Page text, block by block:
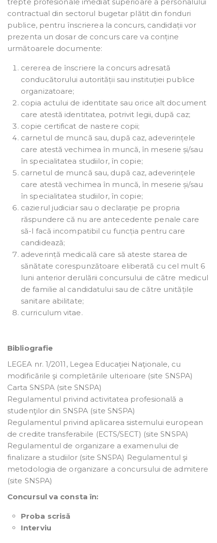
contractual din sectorul bugetar plătit din fonduri
publice, pentru înscrierea la concurs, candidații vor
prezenta un dosar de concurs care va conține
următoarele documente:
cererea de înscriere la concurs adresată
conducătorului autorității sau instituției publice
organizatoare;
copia actului de identitate sau orice alt document
care atestă identitatea, potrivit legii, după caz;
copie certificat de nastere copii;
carnetul de muncă sau, după caz, adeverințele
care atestă vechimea în muncă, în meserie și/sau
în specialitatea studiilor, în copie;
carnetul de muncă sau, după caz, adeverințele
care atestă vechimea în muncă, în meserie și/sau
în specialitatea studiilor, în copie;
cazierul judiciar sau o declarație pe propria
răspundere că nu are antecedente penale care
să-l facă incompatibil cu funcția pentru care
candidează;
adeverință medicală care să ateste starea de
sănătate corespunzătoare eliberată cu cel mult 6
luni anterior derulării concursului de către medicul
de familie al candidatului sau de către unitățile
sanitare abilitate;
curriculum vitae.
Bibliografie
LEGEA nr. 1/2011, Legea Educaţiei Naţionale, cu
modificările şi completările ulterioare (site SNSPA)
Carta SNSPA (site SNSPA)
Regulamentul privind activitatea profesională a
studenţilor din SNSPA (site SNSPA)
Regulamentul privind aplicarea sistemului european
de credite transferabile (ECTS/SECT) (site SNSPA)
Regulamentul de organizare a examenului de
finalizare a studiilor (site SNSPA) Regulamentul şi
metodologia de organizare a concursului de admitere
(site SNSPA)
Concursul va consta în:
Proba scrisă
Interviu